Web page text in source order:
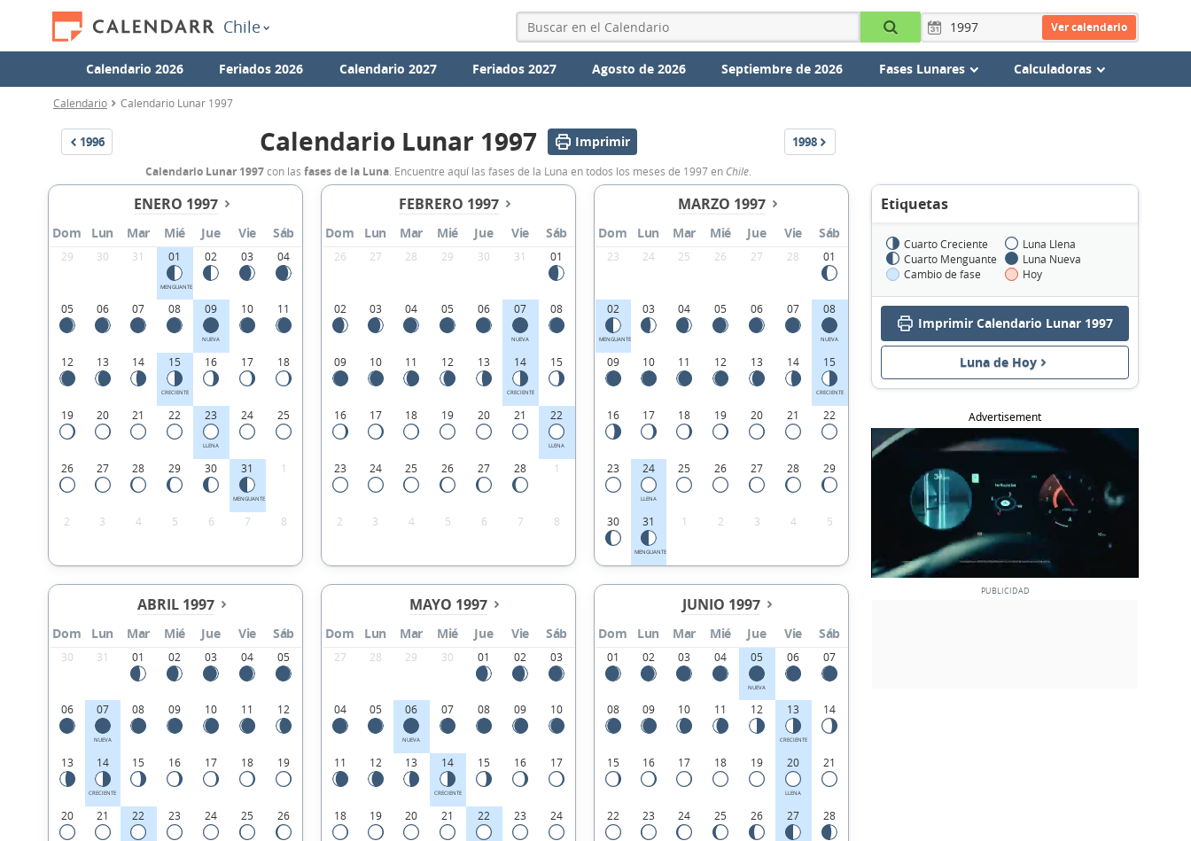
Chile Ver calendario
Calendario 2026 Feriados 2026 Calendario 2027 Feriados 2027 Agosto de 2026 Septiembre de 2026 Fases Lunares Calculadoras
Calendario Calendario Lunar 1997
1996 Calendario Lunar 1997 Imprimir 1998
Calendario Lunar 1997con las fases de la Luna . Encuentre aquí las fases de la Luna en todos los meses de 1997 en Chile
ENERO 1997
Dom Lun Mar Mié Jue Vie Sáb
29 30 31 01
MENGUANTE
02 03 04
05 06 07 08 09
NUEVA
10 11
12 13 14 15
CRECIENTE
16 17 18
19 20 21 22 23
LLENA
24 25
26 27 28 29 30 31
MENGUANTE
1
2 3 4 5 6 7 8
FEBRERO 1997
Dom Lun Mar Mié Jue Vie Sáb
26 27 28 29 30 31 01
02 03 04 05 06 07
NUEVA
08
09 10 11 12 13 14
CRECIENTE
15
16 17 18 19 20 21 22
LLENA
23 24 25 26 27 28 1
2 3 4 5 6 7 8
MARZO 1997
Dom Lun Mar Mié Jue Vie Sáb
23 24 25 26 27 28 01
02
MENGUANTE
03 04 05 06 07 08
NUEVA
09 10 11 12 13 14 15
CRECIENTE
16 17 18 19 20 21 22
23 24
LLENA
25 26 27 28 29
30 31
MENGUANTE
1 2 3 4 5
ABRIL 1997
Dom Lun Mar Mié Jue Vie Sáb
30 31 01 02 03 04 05
06 07
NUEVA
08 09 10 11 12
13 14
CRECIENTE
15 16 17 18 19
20 21 22 23 24 25 26
MAYO 1997
Dom Lun Mar Mié Jue Vie Sáb
27 28 29 30 01 02 03
04 05 06
NUEVA
07 08 09 10
11 12 13 14
CRECIENTE
15 16 17
18 19 20 21 22 23 24
JUNIO 1997
Dom Lun Mar Mié Jue Vie Sáb
01 02 03 04 05
NUEVA
06 07
08 09 10 11 12 13
CRECIENTE
14
15 16 17 18 19 20
LLENA
21
22 23 24 25 26 27 28
Etiquetas
Cuarto Creciente
Luna Llena
Cuarto Menguante
Luna Nueva
Cambio de fase
Hoy
Imprimir Calendario Lunar 1997
Luna de Hoy
Advertisement